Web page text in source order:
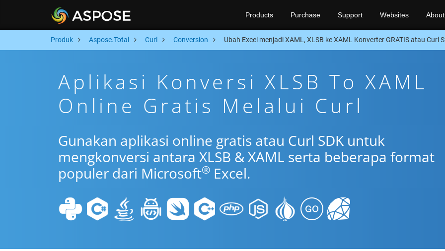
Products Purchase Support Websites About
Produk Aspose.Total Curl Conversion Ubah Excel menjadi XAML, XLSB ke XAML Konverter GRATIS atau Curl
Aplikasi Konversi XLSB To XAML
Online Gratis Melalui Curl
Gunakan aplikasi online gratis atau Curl SDK untuk
mengkonversi antara XLSB & XAML serta beberapa format
populer dari Microsoft® Excel.